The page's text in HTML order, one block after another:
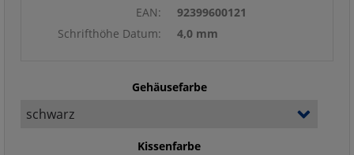
EAN:
92399600121
Schrifthöhe Datum:
4,0 mm
Gehäusefarbe
Kissenfarbe